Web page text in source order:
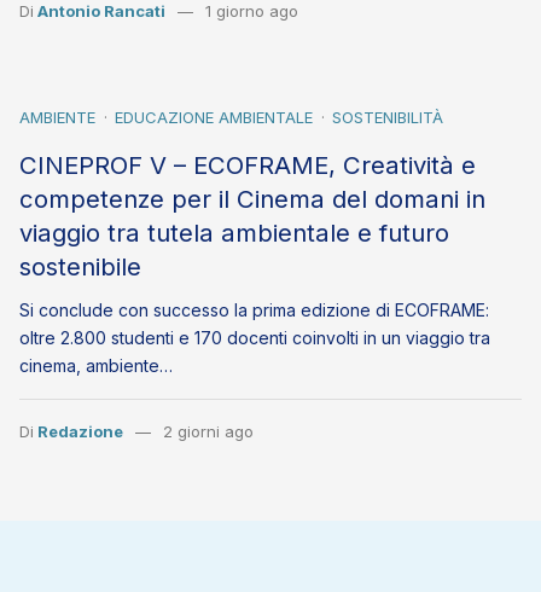
Di Antonio Rancati 1 giorno ago
AMBIENTE EDUCAZIONE AMBIENTALE SOSTENIBILITÀ
CINEPROF V – ECOFRAME, Creatività e
competenze per il Cinema del domani in
viaggio tra tutela ambientale e futuro
sostenibile
Si conclude con successo la prima edizione di ECOFRAME:
oltre 2.800 studenti e 170 docenti coinvolti in un viaggio tra
cinema, ambiente…
Di Redazione 2 giorni ago